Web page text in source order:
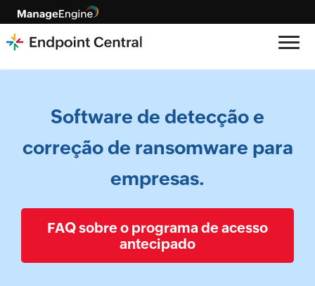
Software de detecção e
correção de ransomware para
empresas.
FAQ sobre o programa de acesso
antecipado